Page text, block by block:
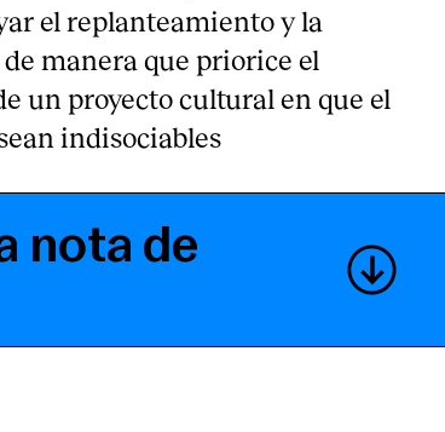
el replanteamiento y la
manera que priorice el
un proyecto cultural en que el
indisociables
nota de